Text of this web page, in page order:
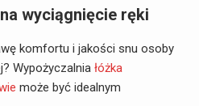
wyciągnięcie ręki
komfortu i jakości snu osoby
Wypożyczalnia łóżka
może być idealnym